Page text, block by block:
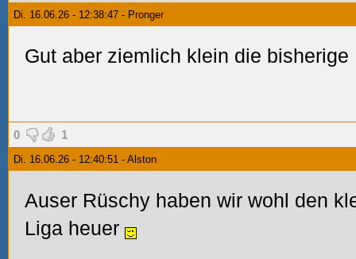
Di. 16.06.26 - 12:38:47 - Pronger
Gut aber ziemlich klein die bisherige
0 1
Di. 16.06.26 - 12:40:51 - Alston
Auser Rüschy haben wir wohl den
Liga heuer